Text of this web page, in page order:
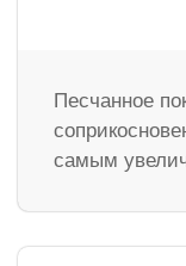
Песчанное
самым